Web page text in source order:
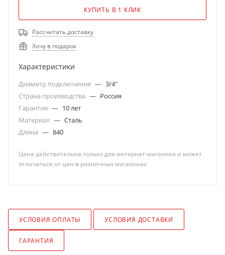
КУПИТЬ В 1 КЛИК
Рассчитать доставку
Хочу в подарок
Характеристики
Диаметр подключения — 3/4"
Страна производства — Россия
Гарантия — 10 лет
Материал — Сталь
Длина — 840
Цена действительна только для интернет-магазина и может
отличаться от цен в розничных магазинах
УСЛОВИЯ ОПЛАТЫ УСЛОВИЯ ДОСТАВКИ
ГАРАНТИЯ